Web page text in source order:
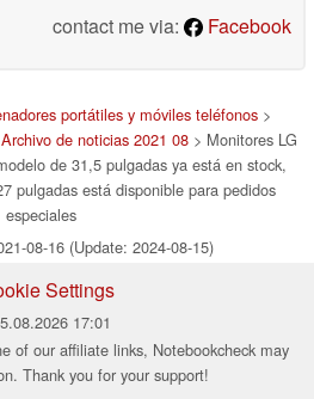
contact me via:
Facebook
portátiles y móviles teléfonos >
Archivo de noticias 2021 08 > Monitores LG
de 31,5 pulgadas ya está en stock,
pulgadas está disponible para pedidos
especiales
08-16 (Update: 2024-08-15)
Settings
17:01
of our affiliate links, Notebookcheck may
Thank you for your support!